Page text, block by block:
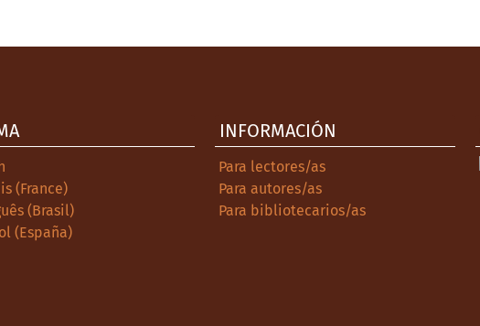
(France)
(Brasil)
(España)
INFORMACIÓN
Para lectores/as
Para autores/as
Para bibliotecarios/as